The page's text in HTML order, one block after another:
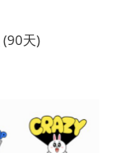
(90天)